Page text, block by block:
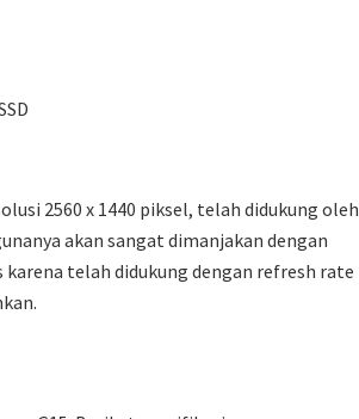
2560 x 1440 piksel, telah didukung oleh
akan sangat dimanjakan dengan
telah didukung dengan refresh rate